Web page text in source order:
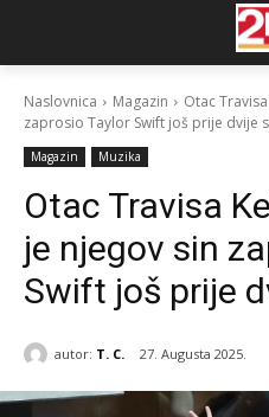
Naslovnica Magazin
Otac
zaprosio Taylor Swift još prije dvije
Magazin Muzika
Otac Travisa
je njegov sin
Swift još prije
autor: T. C. 27. Augusta 2025.